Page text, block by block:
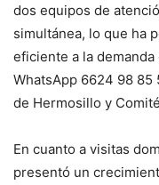
dos equipos de
simultánea, lo que ha
eficiente a la demanda
WhatsApp 6624 98 85
de Hermosillo y
En cuanto a visitas
presentó un